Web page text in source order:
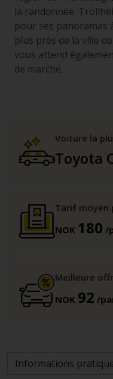
la randonnée.
pour ses panoramas
plus près de la ville
vous attend
de marche.
Voiture la
Toyota
Tarif moyen
NOK 180 /
Meilleure
NOK 92 /